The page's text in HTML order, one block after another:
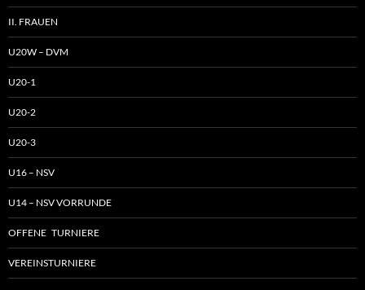
II. FRAUEN
U20W – DVM
U20-1
U20-2
U20-3
U16 – NSV
U14 – NSV VORRUNDE
OFFENE TURNIERE
VEREINSTURNIERE